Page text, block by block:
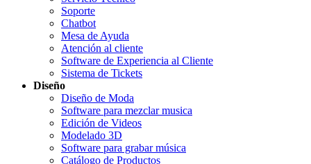
Soporte
Chatbot
Mesa de Ayuda
Atención al cliente
Software de Experiencia al Cliente
Sistema de Tickets
Diseño
Diseño de Moda
Software para mezclar musica
Edición de Videos
Modelado 3D
Software para grabar música
Catálogo de Productos